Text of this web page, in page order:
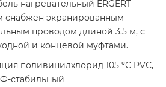
нагревательный ERGERT
м снабжён экранированным
проводом длиной 3.5 м, с
и концевой муфтами.
поливинилхлорид 105 ºС PVC,
стабильный